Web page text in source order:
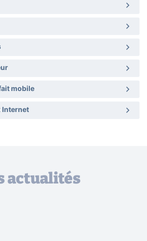
mobile
Internet
actualités